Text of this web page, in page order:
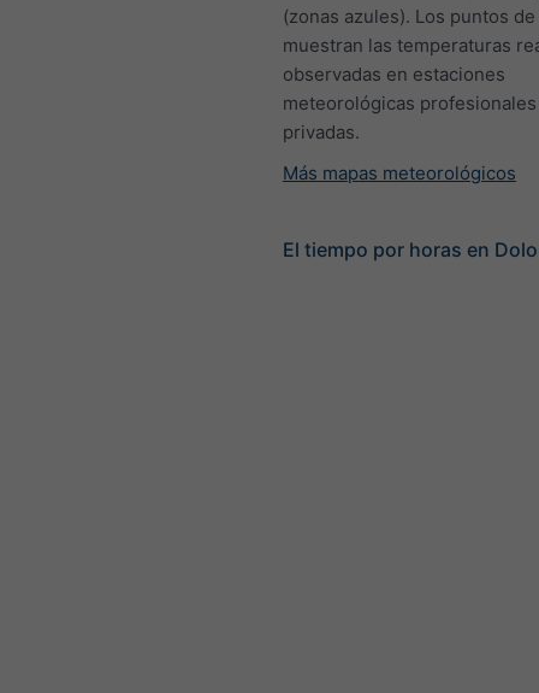
(zonas azules). Los puntos
muestran las temperaturas
observadas en estaciones
meteorológicas
privadas.
Más mapas meteorológicos
El tiempo por horas en